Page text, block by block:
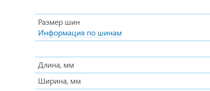
Размер шин
Информация по шинам
Длина, мм
Ширина, мм